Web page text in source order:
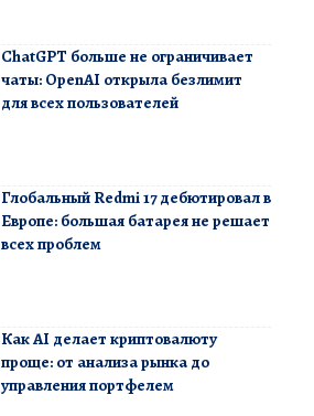
ChatGPT больше не ограничивает
чаты: OpenAI открыла безлимит
для всех пользователей
Глобальный Redmi 17 дебютировал в
Европе: большая батарея не решает
всех проблем
Как AI делает криптовалюту
проще: от анализа рынка до
управления портфелем